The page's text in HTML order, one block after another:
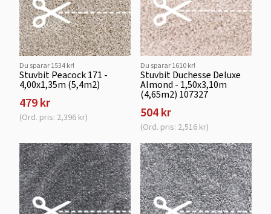
Du sparar 1534 kr!
Stuvbit Peacock 171 -
4,00x1,35m (5,4m2)
479 kr
(Ord. pris: 2,396 kr)
Du sparar 1610 kr!
Stuvbit Duchesse Deluxe
Almond - 1,50x3,10m
(4,65m2) 107327
504 kr
(Ord. pris: 2,516 kr)